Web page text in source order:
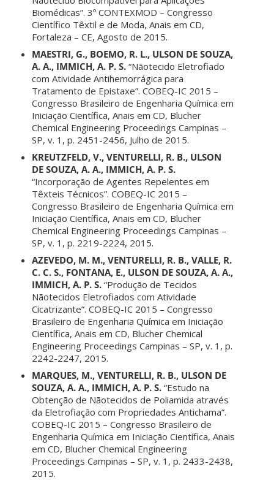
Biomédicas”. 3º CONTEXMOD – Congresso
Científico Têxtil e de Moda, Anais em CD,
Fortaleza – CE, Agosto de 2015.
MAESTRI, G., BOEMO, R. L., ULSON DE SOUZA,
A. A., IMMICH, A. P. S. “Nãotecido Eletrofiado
com Atividade Antihemorrágica para
Tratamento de Epistaxe”. COBEQ-IC 2015 –
Congresso Brasileiro de Engenharia Química em
Iniciação Científica, Anais em CD, Blucher
Chemical Engineering Proceedings Campinas –
SP, v. 1, p. 2451-2456, Julho de 2015.
KREUTZFELD, V., VENTURELLI, R. B., ULSON
DE SOUZA, A. A., IMMICH, A. P. S.
“Incorporação de Agentes Repelentes em
Têxteis Técnicos”. COBEQ-IC 2015 –
Congresso Brasileiro de Engenharia Química em
Iniciação Científica, Anais em CD, Blucher
Chemical Engineering Proceedings Campinas –
SP, v. 1, p. 2219-2224, 2015.
AZEVEDO, M. M., VENTURELLI, R. B., VALLE, R.
C. C. S., FONTANA, E., ULSON DE SOUZA, A. A.,
IMMICH, A. P. S. “Produção de Tecidos
Nãotecidos Eletrofiados com Atividade
Cicatrizante”. COBEQ-IC 2015 – Congresso
Brasileiro de Engenharia Química em Iniciação
Científica, Anais em CD, Blucher Chemical
Engineering Proceedings Campinas – SP, v. 1, p.
2242-2247, 2015.
MARQUES, M., VENTURELLI, R. B., ULSON DE
SOUZA, A. A., IMMICH, A. P. S. “Estudo na
Obtenção de Nãotecidos de Poliamida através
da Eletrofiação com Propriedades Antichama”.
COBEQ-IC 2015 – Congresso Brasileiro de
Engenharia Química em Iniciação Científica, Anais
em CD, Blucher Chemical Engineering
Proceedings Campinas – SP, v. 1, p. 2433-2438,
2015.